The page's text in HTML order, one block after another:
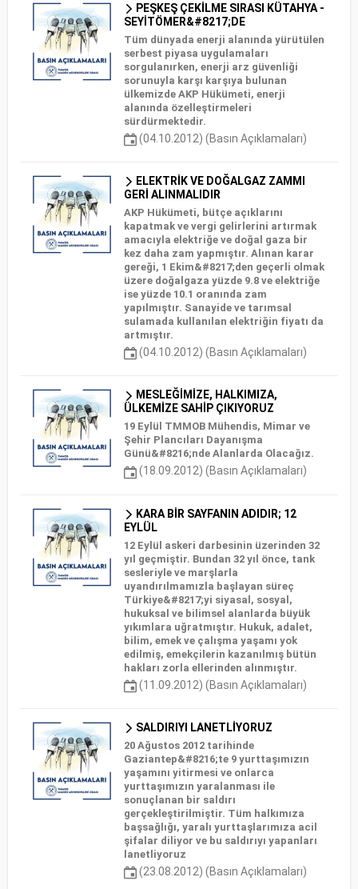
PEŞKEŞ ÇEKİLME SIRASI KÜTAHYA -
SEYİTÖMER&#8217;DE
Tüm dünyada enerji alanında yürütülen
serbest piyasa uygulamaları
sorgulanırken, enerji arz güvenliği
sorunuyla karşı karşıya bulunan
ülkemizde AKP Hükümeti, enerji
alanında özelleştirmeleri
sürdürmektedir.
(04.10.2012) (Basın Açıklamaları)
ELEKTRİK VE DOĞALGAZ ZAMMI
GERİ ALINMALIDIR
AKP Hükümeti, bütçe açıklarını
kapatmak ve vergi gelirlerini artırmak
amacıyla elektriğe ve doğal gaza bir
kez daha zam yapmıştır. Alınan karar
gereği, 1 Ekim&#8217;den geçerli olmak
üzere doğalgaza yüzde 9.8 ve elektriğe
ise yüzde 10.1 oranında zam
yapılmıştır. Sanayide ve tarımsal
sulamada kullanılan elektriğin fiyatı da
artmıştır.
(04.10.2012) (Basın Açıklamaları)
MESLEĞİMİZE, HALKIMIZA,
ÜLKEMİZE SAHİP ÇIKIYORUZ
19 Eylül TMMOB Mühendis, Mimar ve
Şehir Plancıları Dayanışma
Günü&#8216;nde Alanlarda Olacağız.
(18.09.2012) (Basın Açıklamaları)
KARA BİR SAYFANIN ADIDIR; 12
EYLÜL
12 Eylül askeri darbesinin üzerinden 32
yıl geçmiştir. Bundan 32 yıl önce, tank
sesleriyle ve marşlarla
uyandırılmamızla başlayan süreç
Türkiye&#8217;yi siyasal, sosyal,
hukuksal ve bilimsel alanlarda büyük
yıkımlara uğratmıştır. Hukuk, adalet,
bilim, emek ve çalışma yaşamı yok
edilmiş, emekçilerin kazanılmış bütün
hakları zorla ellerinden alınmıştır.
(11.09.2012) (Basın Açıklamaları)
SALDIRIYI LANETLİYORUZ
20 Ağustos 2012 tarihinde
Gaziantep&#8216;te 9 yurttaşımızın
yaşamını yitirmesi ve onlarca
yurttaşımızın yaralanması ile
sonuçlanan bir saldırı
gerçekleştirilmiştir. Tüm halkımıza
başsağlığı, yaralı yurttaşlarımıza acil
şifalar diliyor ve bu saldırıyı yapanları
lanetliyoruz
(23.08.2012) (Basın Açıklamaları)